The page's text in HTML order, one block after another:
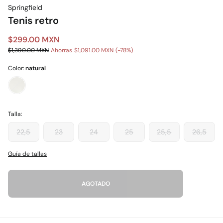
Springfield
Tenis retro
$299.00 MXN
$1,390.00 MXN Ahorras $1,091.00 MXN 78
Color:natural
Talla:
22,5 23 24 25 25,5 26,5
Guía de tallas
AGOTADO